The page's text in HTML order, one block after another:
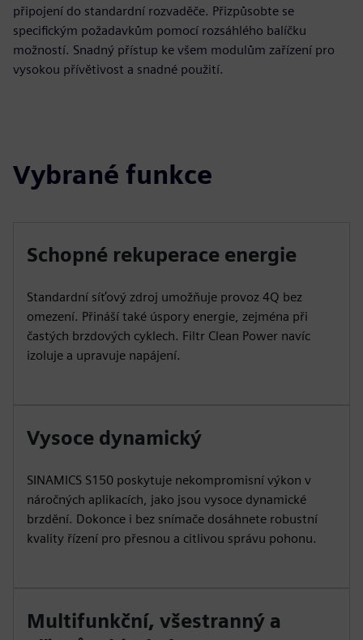
připojení do standardní rozvaděče. Přizpůsobte se
specifickým požadavkům pomocí rozsáhlého balíčku
možností. Snadný přístup ke všem modulům zařízení pro
vysokou přívětivost a snadné použití.
Vybrané funkce
Schopné rekuperace energie
Standardní síťový zdroj umožňuje provoz 4Q bez
omezení. Přináší také úspory energie, zejména při
častých brzdových cyklech. Filtr Clean Power navíc
izoluje a upravuje napájení.
Vysoce dynamický
SINAMICS S150 poskytuje nekompromisní výkon v
náročných aplikacích, jako jsou vysoce dynamické
brzdění. Dokonce i bez snímače dosáhnete robustní
kvality řízení pro přesnou a citlivou správu pohonu.
Multifunkční, všestranný a